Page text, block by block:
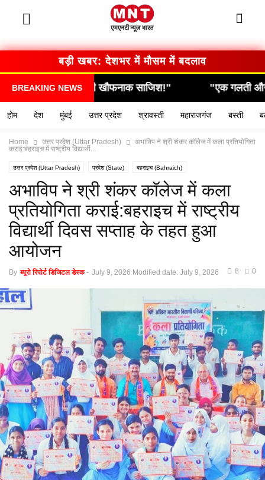
बड़ी खबर: देशभर में मौसम में बदलाव
BREAKING NEWS
"एक गलती और सब कुछ खत्म… देखिए कैसे हुआ हादसा!"
होम देश मुंबई उत्तर प्रदेश श्रावस्ती महाराजगंज बस्ती
Home उत्तर प्रदेश (Uttar Pradesh)
अभाविप ने श्री शंकर कॉलेज में कला प्रतियोगिता
कराई:बहराइच में राष्ट्रीय विद्यार्थी...
उत्तर प्रदेश (Uttar Pradesh) प्रदेश (State) बहराइच (Bahraich)
यूपी लेटेस्ट न्यूज हिन्दी (UP latest news hindi) लाइव अपडेट
अभाविप ने श्री शंकर कॉलेज में कला
प्रतियोगिता कराई:बहराइच में राष्ट्रीय
विद्यार्थी दिवस सप्ताह के तहत हुआ
आयोजन
By ब्यूरो रिपोर्ट डिजिटल डेस्क - July 9, 2026 Modified date: July 9, 2026 0
8